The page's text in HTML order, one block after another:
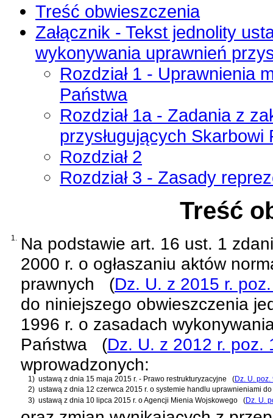
Treść obwieszczenia
Załącznik - Tekst jednolity
wykonywania uprawnień
Rozdział 1 - Uprawnienia
Państwa
Rozdział 1a - Zadania z
przysługujących
Rozdział 2
Rozdział 3 - Zasady
Treść
1. Na podstawie art. 16 ust. 1
2000 r. o ogłaszaniu aktów
prawnych
(Dz. U. z 2015 r.
do niniejszego obwieszczenia
1996 r. o zasadach
Państwa
(Dz. U. z 2012 r. poz.
wprowadzonych:
1) ustawą z dnia 15 maja 2015 r. - Prawo restrukturyzacyjne (Dz. U. poz.
2) ustawą z dnia 12 czerwca 2015 r. o systemie handlu uprawnieniami
3) ustawą z dnia 10 lipca 2015 r. o Agencji Mienia Wojskowego (Dz. U.